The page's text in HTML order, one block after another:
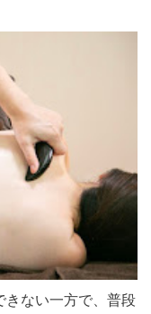
きない一方で、普段